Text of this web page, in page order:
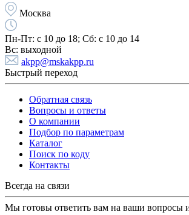
Москва
Пн-Пт: с 10 до 18; Cб: с 10 до 14
Вс: выходной
akpp@mskakpp.ru
Быстрый переход
Обратная связь
Вопросы и ответы
О компании
Подбор по параметрам
Каталог
Поиск по коду
Контакты
Всегда на связи
Мы готовы ответить вам на ваши вопросы